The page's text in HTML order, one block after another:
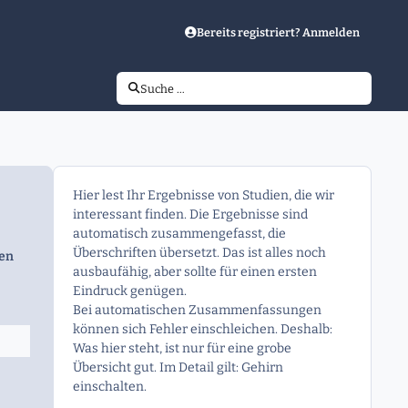
Bereits registriert? Anmelden
Suche …
Hier lest Ihr Ergebnisse von Studien, die wir
interessant finden. Die Ergebnisse sind
automatisch zusammengefasst, die
Überschriften übersetzt. Das ist alles noch
ausbaufähig, aber sollte für einen ersten
Eindruck genügen.
Bei automatischen Zusammenfassungen
können sich Fehler einschleichen. Deshalb:
Was hier steht, ist nur für eine grobe
Übersicht gut. Im Detail gilt: Gehirn
einschalten.